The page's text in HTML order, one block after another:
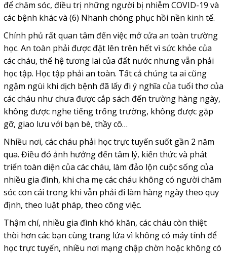
để chăm sóc, điều trị những người bị nhiễm COVID-19 và
các bệnh khác và (6) Nhanh chóng phục hồi nền kinh tế.
Chính phủ rất quan tâm đến việc mở cửa an toàn trường
học. An toàn phải được đặt lên trên hết vì sức khỏe của
các cháu, thế hệ tương lai của đất nước nhưng vẫn phải
học tập. Học tập phải an toàn. Tất cả chúng ta ai cũng
ngậm ngùi khi dịch bệnh đã lấy đi ý nghĩa của tuổi thơ của
các cháu như chưa được cắp sách đến trường hàng ngày,
không được nghe tiếng trống trường, không được gặp
gỡ, giao lưu với bạn bè, thầy cô…
Nhiều nơi, các cháu phải học trực tuyến suốt gần 2 năm
qua. Điều đó ảnh hưởng đến tâm lý, kiến thức và phát
triển toàn diện của các cháu, làm đảo lộn cuộc sống của
nhiều gia đình, khi cha mẹ các cháu không có người chăm
sóc con cái trong khi vẫn phải đi làm hàng ngày theo quy
định, theo luật pháp, theo công việc.
Thậm chí, nhiều gia đình khó khăn, các cháu còn thiệt
thòi hơn các bạn cùng trang lứa vì không có máy tính để
học trực tuyến, nhiều nơi mạng chập chờn hoặc không có